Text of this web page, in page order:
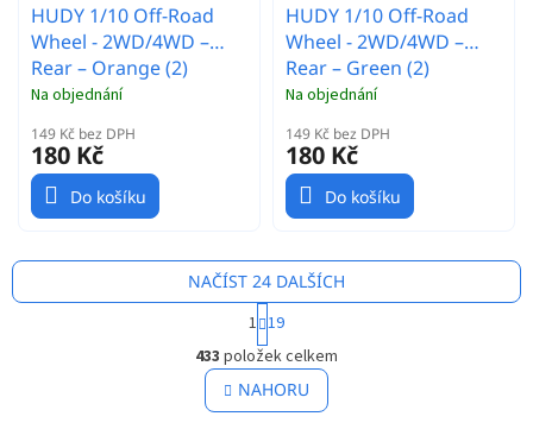
HUDY 1/10 Off-Road
Wheel - 2WD/4WD –
Rear – Orange (2)
Na objednání
149 Kč bez DPH
180 Kč
Do košíku
HUDY 1/10 Off-Road
Wheel - 2WD/4WD –
Rear – Green (2)
Na objednání
149 Kč bez DPH
180 Kč
Do košíku
O
v
l
á
NAČÍST 24 DALŠÍCH
S
t
r
á
n
k
1 19
433 položek celkem
NAHORU